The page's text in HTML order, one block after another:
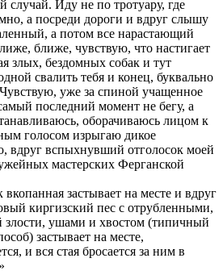
случай. Иду не по тротуару, где
а посреди дороги и вдруг слышу
а потом все нарастающий
ближе, чувствую, что настигает
злых, бездомных собак и тут
свалить тебя и конец, буквально
Чувствую, уже за спиной учащенное
последний момент не бегу, а
оборачиваюсь лицом к
голосом изрыгаю дикое
вдруг вспыхнувший отголосок моей
мастерских Ферганской
вкопанная застывает на месте и вдруг
киргизский пес с отрубленными,
злости, ушами и хвостом (типичный
застывает на месте,
и вся стая бросается за ним в